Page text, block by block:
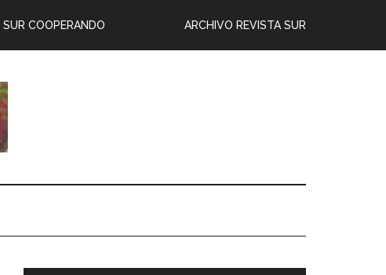
ARCHIVO REVISTA SUR
SUR COOPERANDO